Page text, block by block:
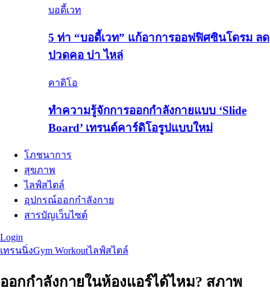
บอดี้เวท
5 ท่า “บอดี้เวท” แก้อาการออฟฟิศซินโดรม ลด
ปวดคอ บ่า ไหล่
คาดิโอ
ทำความรู้จักการออกกำลังกายแบบ ‘Slide
Board’ เทรนด์คาร์ดิโอรูปแบบใหม่
โภชนาการ
สุขภาพ
ไลฟ์สไตล์
อุปกรณ์ออกกำลังกาย
สารบัญเว็บไซต์
Login
เทรนนิ่งGym Workoutไลฟ์สไตล์
ออกกําลังกายในห้องแอร์ได้ไหม? สภาพ